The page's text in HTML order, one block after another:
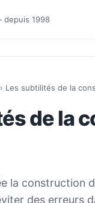
depuis 1998
› Les subtilités de la
de la
la construction
des erreurs